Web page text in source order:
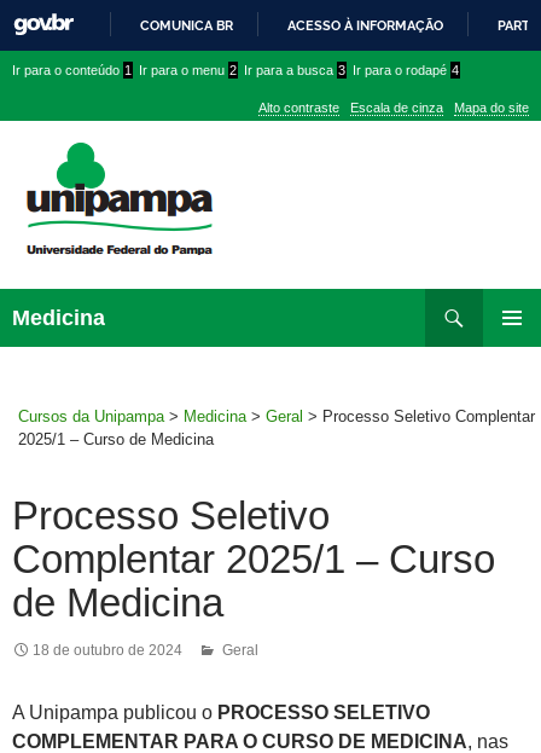
PARA
CONTEÚDO
COMUNICA BR ACESSO À INFORMAÇÃO
conteúdo
menu
superior
menu
Ir para o conteúdo 1 Ir para o menu 2 Ir para a busca 3 Ir para o rodapé 4
Alto contraste Escala de cinza Mapa do site
Medicina
para
Cursos da Unipampa > Medicina > Geral > Processo Seletivo Complentar
2025/1 – Curso de Medicina
Processo Seletivo
Complentar 2025/1 – Curso
de Medicina
18 de outubro de 2024 Geral
A Unipampa publicou o PROCESSO SELETIVO
COMPLEMENTAR PARA O CURSO DE MEDICINA, nas